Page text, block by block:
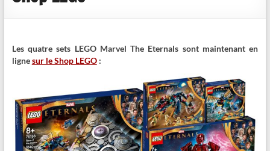
Les quatre sets LEGO Marvel The Eternals sont maintenant en
lignesur le Shop LEGO: